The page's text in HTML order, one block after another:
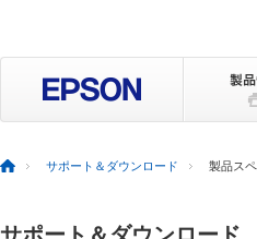
サポート＆ダウンロード 製品ス